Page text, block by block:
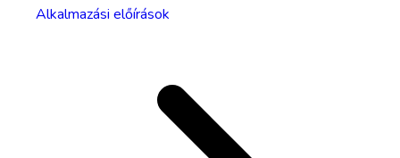
Alkalmazási előírások